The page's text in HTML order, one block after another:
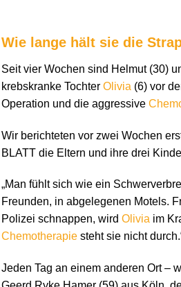
Wie lange hält sie die
Seit vier Wochen sind Helmut (30)
krebskranke Tochter Olivia (6) vor
Operation und die aggressive
Wir berichteten vor zwei Wochen
BLATT die Eltern und ihre drei
„Man fühlt sich wie ein
Freunden, in abgelegenen Motels.
Polizei schnappen, wird Olivia im
Chemotherapie steht sie nicht
Jeden Tag an einem anderen Ort –